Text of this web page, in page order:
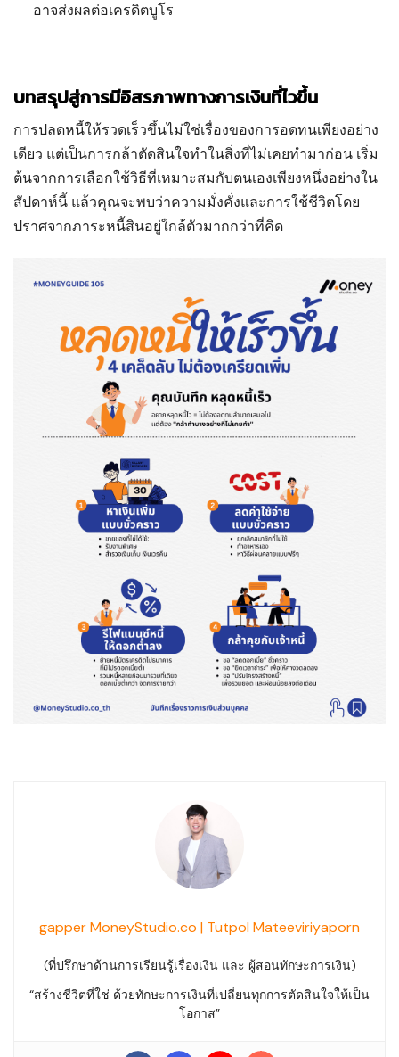
อาจส่งผลต่อเครดิตบูโร
บทสรุปสู่การมีอิสรภาพทางการเงินที่ไวขึ้น
การปลดหนี้ให้รวดเร็วขึ้นไม่ใช่เรื่องของการอดทนเพียงอย่าง
เดียว แต่เป็นการกล้าตัดสินใจทำในสิ่งที่ไม่เคยทำมาก่อน เริ่ม
ต้นจากการเลือกใช้วิธีที่เหมาะสมกับตนเองเพียงหนึ่งอย่างใน
สัปดาห์นี้ แล้วคุณจะพบว่าความมั่งคั่งและการใช้ชีวิตโดย
ปราศจากภาระหนี้สินอยู่ใกล้ตัวมากกว่าที่คิด
gapper MoneyStudio.co | Tutpol Mateeviriyaporn
(ที่ปรึกษาด้านการเรียนรู้เรื่องเงิน และ ผู้สอนทักษะการเงิน)
“สร้างชีวิตที่ใช่ ด้วยทักษะการเงินที่เปลี่ยนทุกการตัดสินใจให้เป็น
โอกาส”